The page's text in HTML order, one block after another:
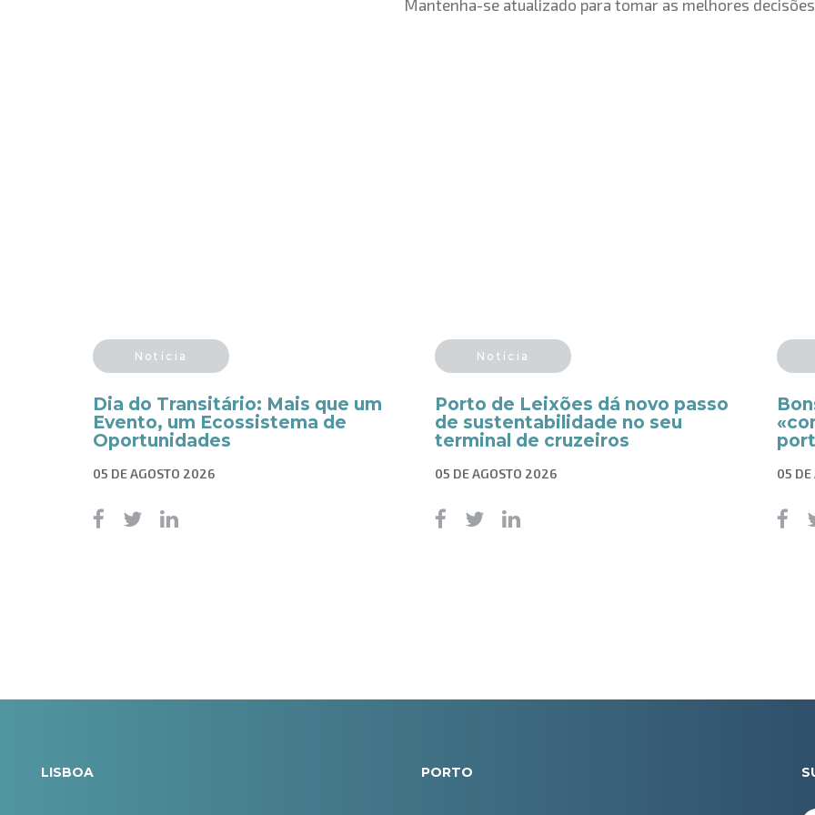
Mantenha-se atualizado para tomar as melhores
Notícia
Dia do Transitário: Mais que um
Evento, um Ecossistema de
Oportunidades
05 DE AGOSTO 2026
Notícia
Porto de Leixões dá novo passo
de sustentabilidade no seu
terminal de cruzeiros
05 DE AGOSTO 2026 05 DE
LISBOA PORTO